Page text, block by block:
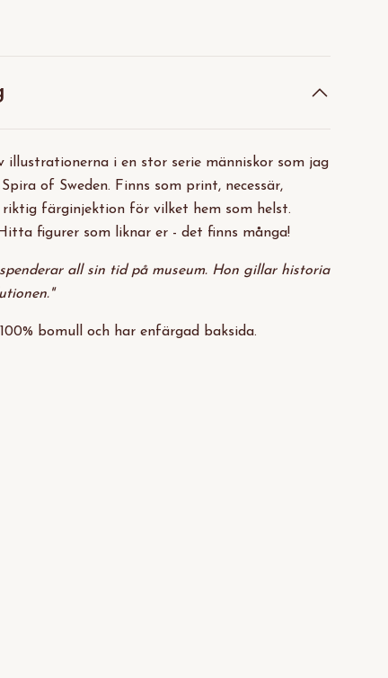
illustrationerna i en stor serie människor som jag
of Sweden. Finns som print, necessär,
riktig färginjektion för vilket hem som helst.
figurer som liknar er - det finns många!
all sin tid på museum. Hon gillar historia
bomull och har enfärgad baksida.